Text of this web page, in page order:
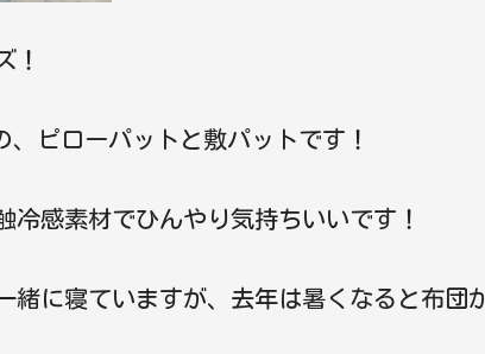
！
、ピローパットと敷パットです！
冷感素材でひんやり気持ちいいです！
緒に寝ていますが、去年は暑くなると布団